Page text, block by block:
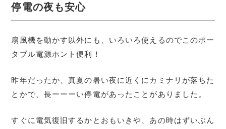
停電の夜も安心
扇風機を動かす以外にも、いろいろ使えるのでこのポー
タブル電源ホント便利！
昨年だったか、真夏の暑い夜に近くにカミナリが落ちた
とかで、長ーーーい停電があったことがありました。
すぐに電気復旧するかとおもいきや、あの時はずいぶん